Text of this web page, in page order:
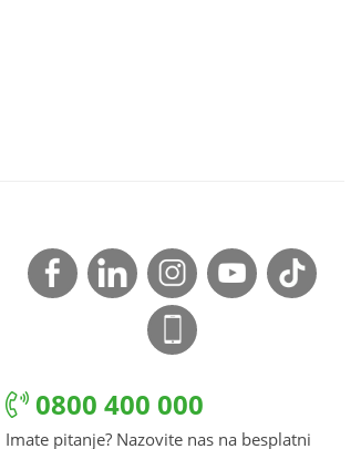
0800 400 000
Imate pitanje? Nazovite nas na besplatni